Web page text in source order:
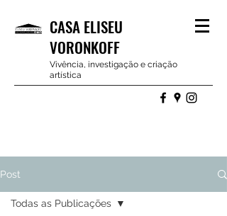
CASA ELISEU
VORONKOFF
Vivência, investigação e criação
artística
Post
Todas as Publicações